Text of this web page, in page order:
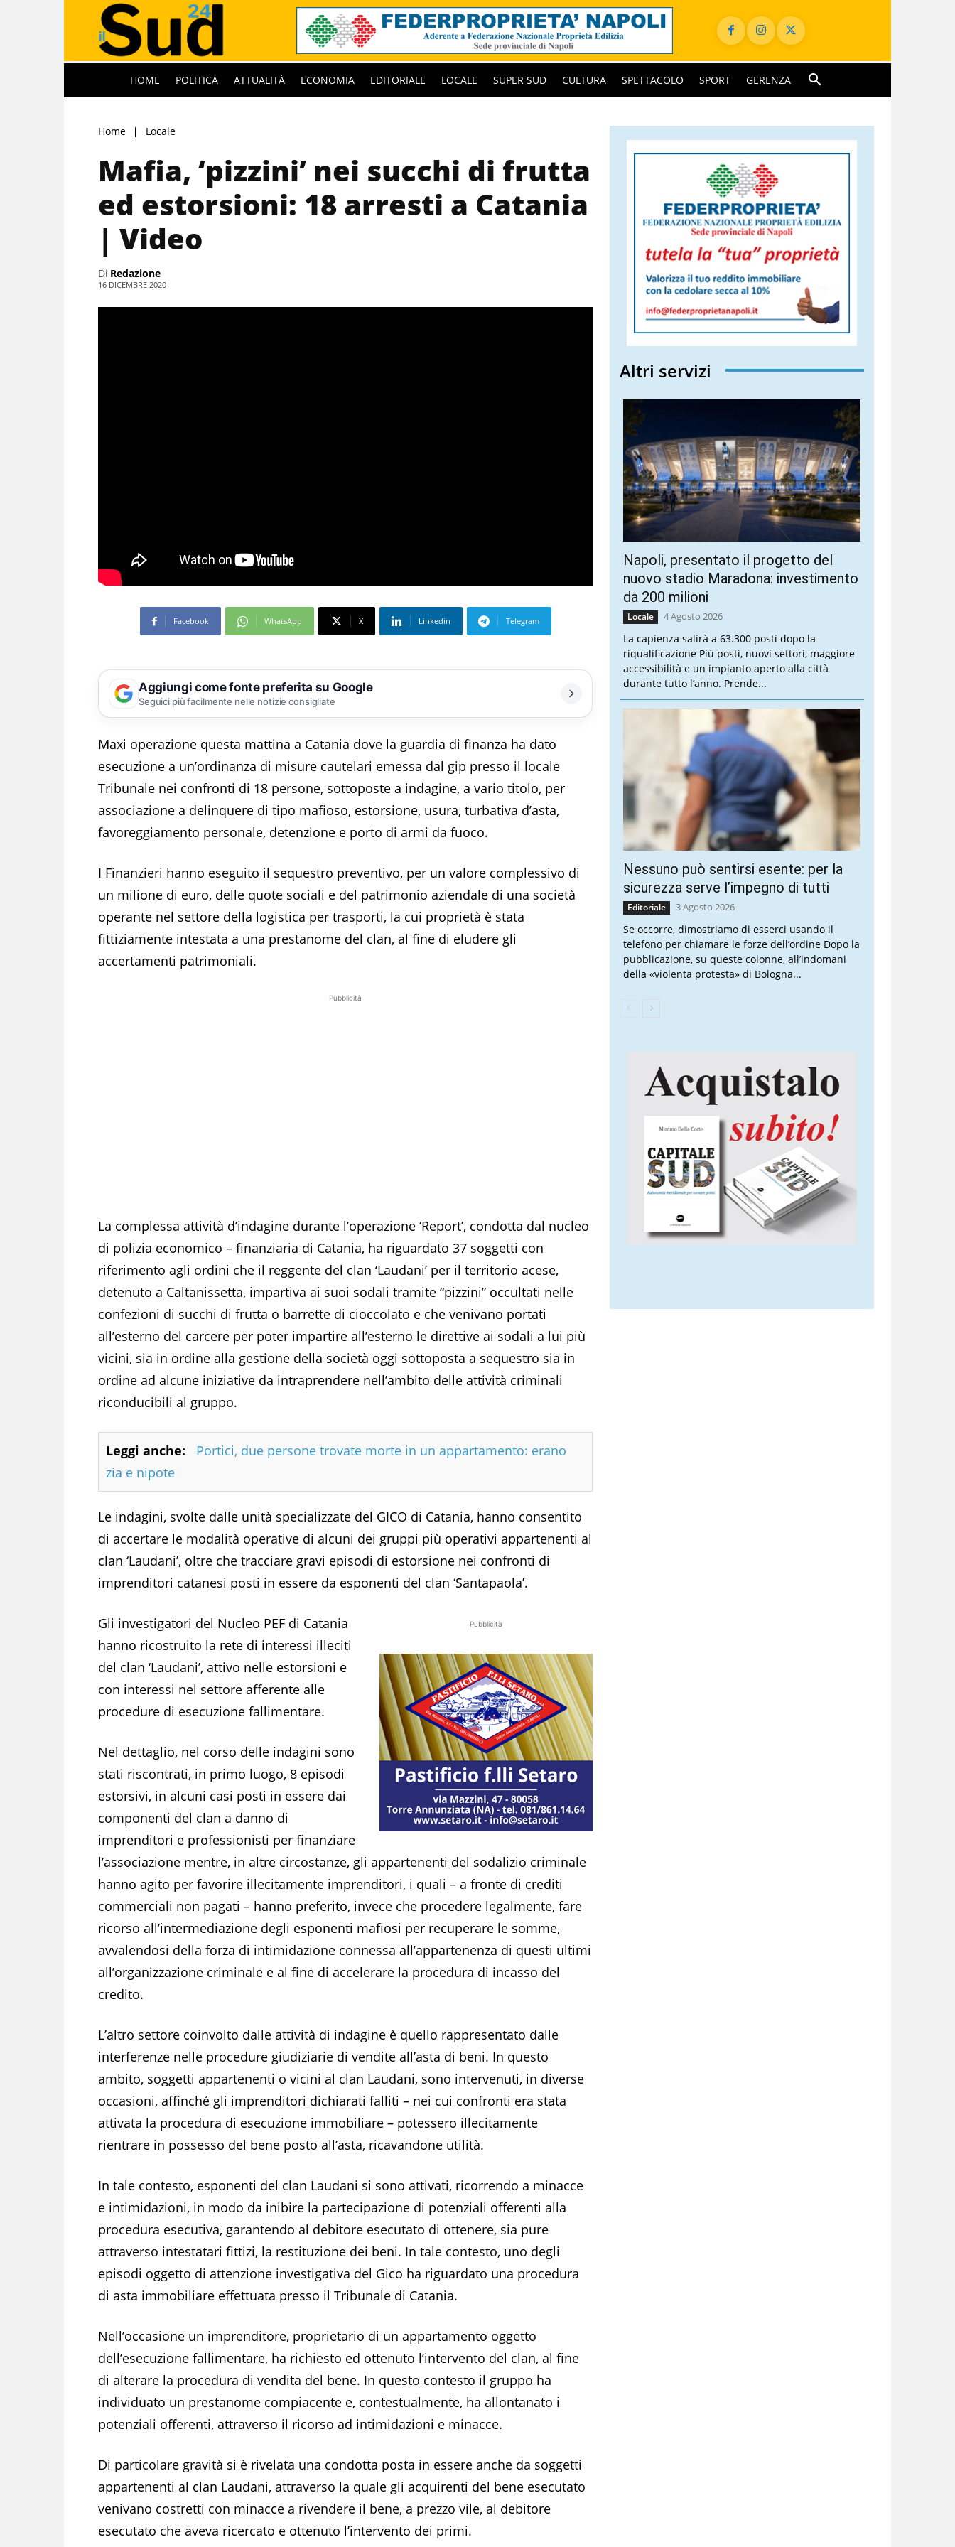
HOME POLITICA ATTUALITÀ ECONOMIA EDITORIALE LOCALE SUPER SUD CULTURA SPETTACOLO SPORT GERENZA
Home Locale
Mafia, ‘pizzini’ nei succhi di frutta
ed estorsioni: 18 arresti a Catania
| Video
Di Redazione
16 DICEMBRE 2020
Facebook WhatsApp X Linkedin Telegram
Aggiungi come fonte preferita su Google
Seguici più facilmente nelle notizie consigliate
Maxi operazione questa mattina a Catania dove la guardia di finanza ha dato
esecuzione a un’ordinanza di misure cautelari emessa dal gip presso il locale
Tribunale nei confronti di 18 persone, sottoposte a indagine, a vario titolo, per
associazione a delinquere di tipo mafioso, estorsione, usura, turbativa d’asta,
favoreggiamento personale, detenzione e porto di armi da fuoco.
I Finanzieri hanno eseguito il sequestro preventivo, per un valore complessivo di
un milione di euro, delle quote sociali e del patrimonio aziendale di una società
operante nel settore della logistica per trasporti, la cui proprietà è stata
fittiziamente intestata a una prestanome del clan, al fine di eludere gli
accertamenti patrimoniali.
Pubblicità
La complessa attività d’indagine durante l’operazione ‘Report’, condotta dal nucleo
di polizia economico – finanziaria di Catania, ha riguardato 37 soggetti con
riferimento agli ordini che il reggente del clan ‘Laudani’ per il territorio acese,
detenuto a Caltanissetta, impartiva ai suoi sodali tramite “pizzini” occultati nelle
confezioni di succhi di frutta o barrette di cioccolato e che venivano portati
all’esterno del carcere per poter impartire all’esterno le direttive ai sodali a lui più
vicini, sia in ordine alla gestione della società oggi sottoposta a sequestro sia in
ordine ad alcune iniziative da intraprendere nell’ambito delle attività criminali
riconducibili al gruppo.
Leggi anche:
Portici, due persone trovate morte in un appartamento: erano
zia e nipote
Le indagini, svolte dalle unità specializzate del GICO di Catania, hanno consentito
di accertare le modalità operative di alcuni dei gruppi più operativi appartenenti al
clan ‘Laudani’, oltre che tracciare gravi episodi di estorsione nei confronti di
imprenditori catanesi posti in essere da esponenti del clan ‘Santapaola’.
Pubblicità
Gli investigatori del Nucleo PEF di Catania
hanno ricostruito la rete di interessi illeciti
del clan ‘Laudani’, attivo nelle estorsioni e
con interessi nel settore afferente alle
procedure di esecuzione fallimentare.
Nel dettaglio, nel corso delle indagini sono
stati riscontrati, in primo luogo, 8 episodi
estorsivi, in alcuni casi posti in essere dai
componenti del clan a danno di
imprenditori e professionisti per finanziare
l’associazione mentre, in altre circostanze, gli appartenenti del sodalizio criminale
hanno agito per favorire illecitamente imprenditori, i quali – a fronte di crediti
commerciali non pagati – hanno preferito, invece che procedere legalmente, fare
ricorso all’intermediazione degli esponenti mafiosi per recuperare le somme,
avvalendosi della forza di intimidazione connessa all’appartenenza di questi ultimi
all’organizzazione criminale e al fine di accelerare la procedura di incasso del
credito.
L’altro settore coinvolto dalle attività di indagine è quello rappresentato dalle
interferenze nelle procedure giudiziarie di vendite all’asta di beni. In questo
ambito, soggetti appartenenti o vicini al clan Laudani, sono intervenuti, in diverse
occasioni, affinché gli imprenditori dichiarati falliti – nei cui confronti era stata
attivata la procedura di esecuzione immobiliare – potessero illecitamente
rientrare in possesso del bene posto all’asta, ricavandone utilità.
In tale contesto, esponenti del clan Laudani si sono attivati, ricorrendo a minacce
e intimidazioni, in modo da inibire la partecipazione di potenziali offerenti alla
procedura esecutiva, garantendo al debitore esecutato di ottenere, sia pure
attraverso intestatari fittizi, la restituzione dei beni. In tale contesto, uno degli
episodi oggetto di attenzione investigativa del Gico ha riguardato una procedura
di asta immobiliare effettuata presso il Tribunale di Catania.
Nell’occasione un imprenditore, proprietario di un appartamento oggetto
dell’esecuzione fallimentare, ha richiesto ed ottenuto l’intervento del clan, al fine
di alterare la procedura di vendita del bene. In questo contesto il gruppo ha
individuato un prestanome compiacente e, contestualmente, ha allontanato i
potenziali offerenti, attraverso il ricorso ad intimidazioni e minacce.
Di particolare gravità si è rivelata una condotta posta in essere anche da soggetti
appartenenti al clan Laudani, attraverso la quale gli acquirenti del bene esecutato
venivano costretti con minacce a rivendere il bene, a prezzo vile, al debitore
esecutato che aveva ricercato e ottenuto l’intervento dei primi.
Altri servizi
Napoli, presentato il progetto del
nuovo stadio Maradona: investimento
da 200 milioni
Locale 4 Agosto 2026
La capienza salirà a 63.300 posti dopo la
riqualificazione Più posti, nuovi settori, maggiore
accessibilità e un impianto aperto alla città
durante tutto l’anno. Prende...
Nessuno può sentirsi esente: per la
sicurezza serve l’impegno di tutti
Editoriale 3 Agosto 2026
Se occorre, dimostriamo di esserci usando il
telefono per chiamare le forze dell’ordine Dopo la
pubblicazione, su queste colonne, all’indomani
della «violenta protesta» di Bologna...